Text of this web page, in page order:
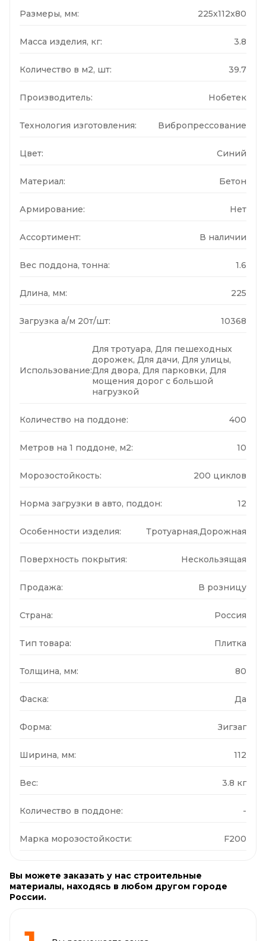
Размеры, мм: 225x112x80
Масса изделия, кг: 3.8
Количество в м2, шт: 39.7
Производитель: Нобетек
Технология изготовления: Вибропрессование
Цвет: Синий
Материал: Бетон
Армирование: Нет
Ассортимент: В наличии
Вес поддона, тонна: 1.6
Длина, мм: 225
Загрузка а/м 20т/шт: 10368
Использование:
Для тротуара, Для пешеходных
дорожек, Для дачи, Для улицы,
Для двора, Для парковки, Для
мощения дорог с большой
нагрузкой
Количество на поддоне: 400
Метров на 1 поддоне, м2: 10
Морозостойкость: 200 циклов
Норма загрузки в авто, поддон: 12
Особенности изделия: Тротуарная,Дорожная
Поверхность покрытия: Нескользящая
Продажа: В розницу
Страна: Россия
Тип товара: Плитка
Толщина, мм: 80
Фаска: Да
Форма: Зигзаг
Ширина, мм: 112
Вес: 3.8 кг
Количество в поддоне: -
Марка морозостойкости: F200
Вы можете заказать у нас строительные
материалы, находясь в любом другом городе
России.